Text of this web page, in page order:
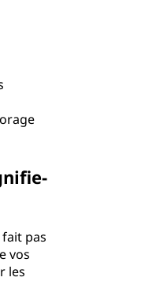
pas
vos
les